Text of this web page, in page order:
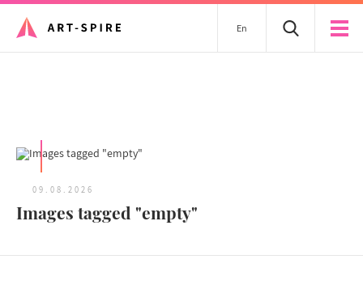
En
09.08.2026
Images tagged "empty"